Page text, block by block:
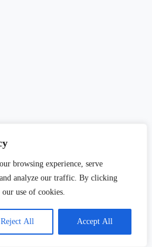
browsing experience, serve
analyze our traffic. By clicking
use of cookies.
Reject All Accept All